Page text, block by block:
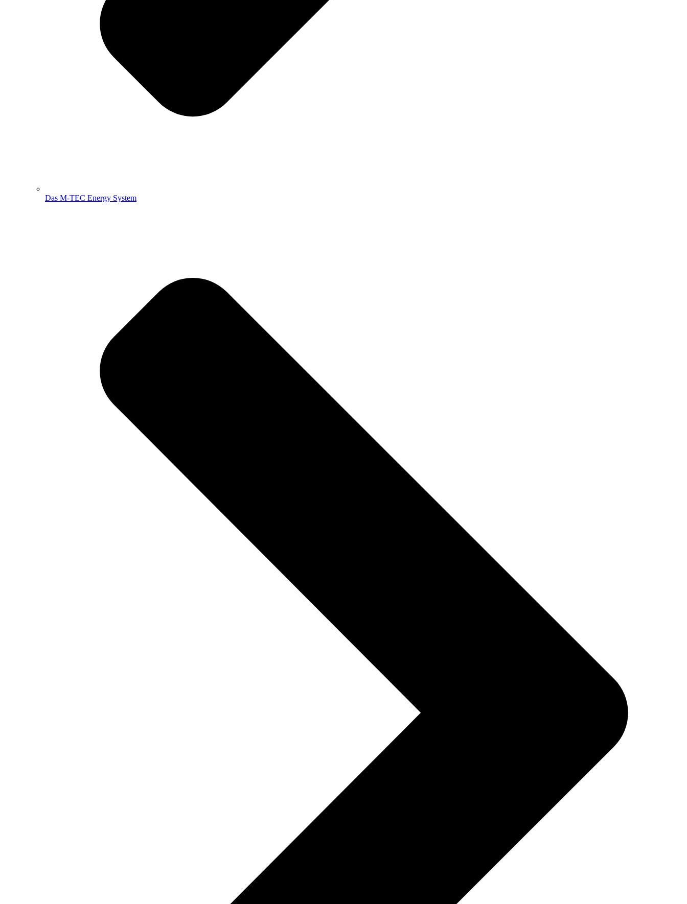
Das M-TEC Energy System